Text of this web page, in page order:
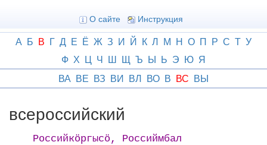
О сайте Инструкция
А Б В Г Д Е Ё Ж З И Й К Л М Н О П Р С Т У
Ф Х Ц Ч Ш Щ Ъ Ы Ь Э Ю Я
ВА ВЕ ВЗ ВИ ВЛ ВО В ВС ВЫ
всероссийский
Российкӧргысӧ, Российмбал